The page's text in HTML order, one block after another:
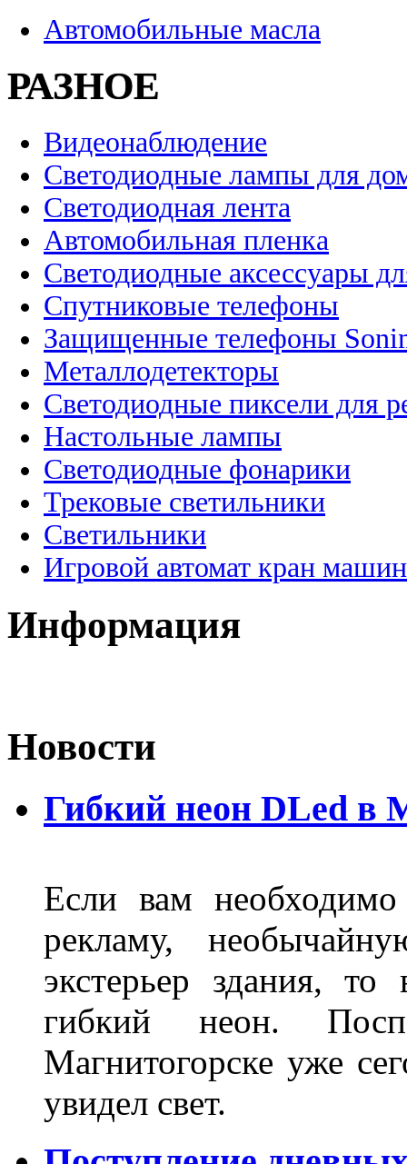
Автомобильные масла
РАЗНОЕ
Видеонаблюдение
Светодиодные лампы для
Светодиодная лента
Автомобильная пленка
Светодиодные аксессуары
Спутниковые телефоны
Защищенные телефоны
Металлодетекторы
Светодиодные пиксели для
Настольные лампы
Светодиодные фонарики
Трековые светильники
Светильники
Игровой автомат кран
Информация
Новости
Гибкий неон DLed в
Если вам
рекламу,
экстерьер здания,
гибкий неон.
Магнитогорске уже
увидел свет.